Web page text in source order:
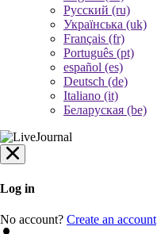
Русский (ru)
Українська (uk)
Français (fr)
Português (pt)
español (es)
Deutsch (de)
Italiano (it)
Беларуская (be)
Log in
No account? Create an account